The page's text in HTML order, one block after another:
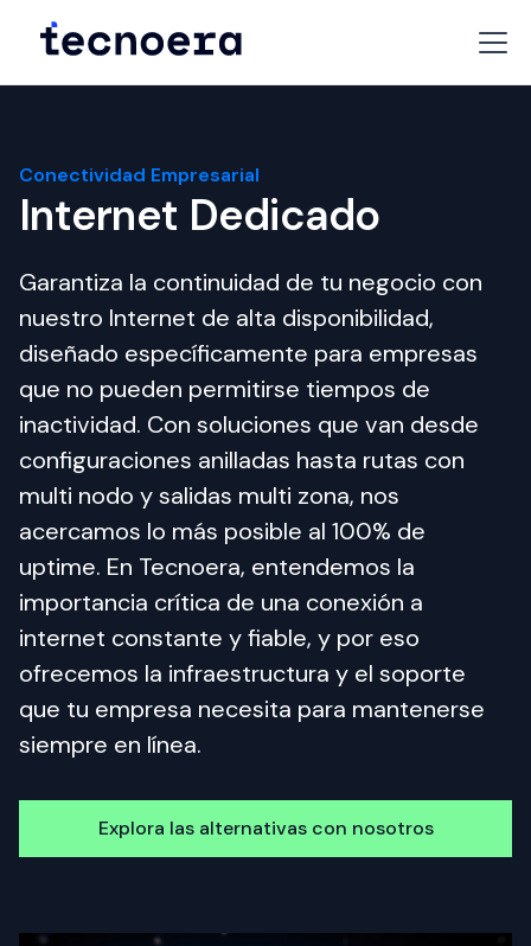
Conectividad Empresarial
Internet Dedicado
Garantiza la continuidad de tu negocio con
nuestro Internet de alta disponibilidad,
diseñado específicamente para empresas
que no pueden permitirse tiempos de
inactividad. Con soluciones que van desde
configuraciones anilladas hasta rutas con
multi nodo y salidas multi zona, nos
acercamos lo más posible al 100% de
uptime. En Tecnoera, entendemos la
importancia crítica de una conexión a
internet constante y fiable, y por eso
ofrecemos la infraestructura y el soporte
que tu empresa necesita para mantenerse
siempre en línea.
Explora las alternativas con nosotros